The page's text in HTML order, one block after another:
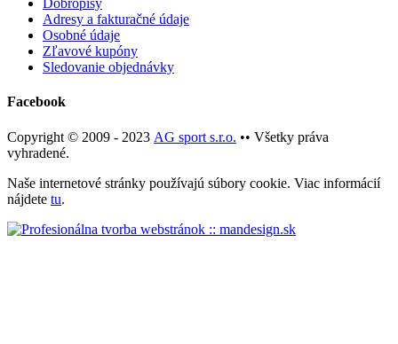
Dobropisy
Adresy a fakturačné údaje
Osobné údaje
Zľavové kupóny
Sledovanie objednávky
Facebook
Copyright © 2009 - 2023 AG sport s.r.o. •• Všetky práva
vyhradené.
Naše internetové stránky používajú súbory cookie. Viac informácií
nájdete tu.